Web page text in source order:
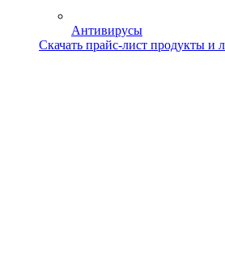
Антивирусы
Скачать прайс-лист продукты и